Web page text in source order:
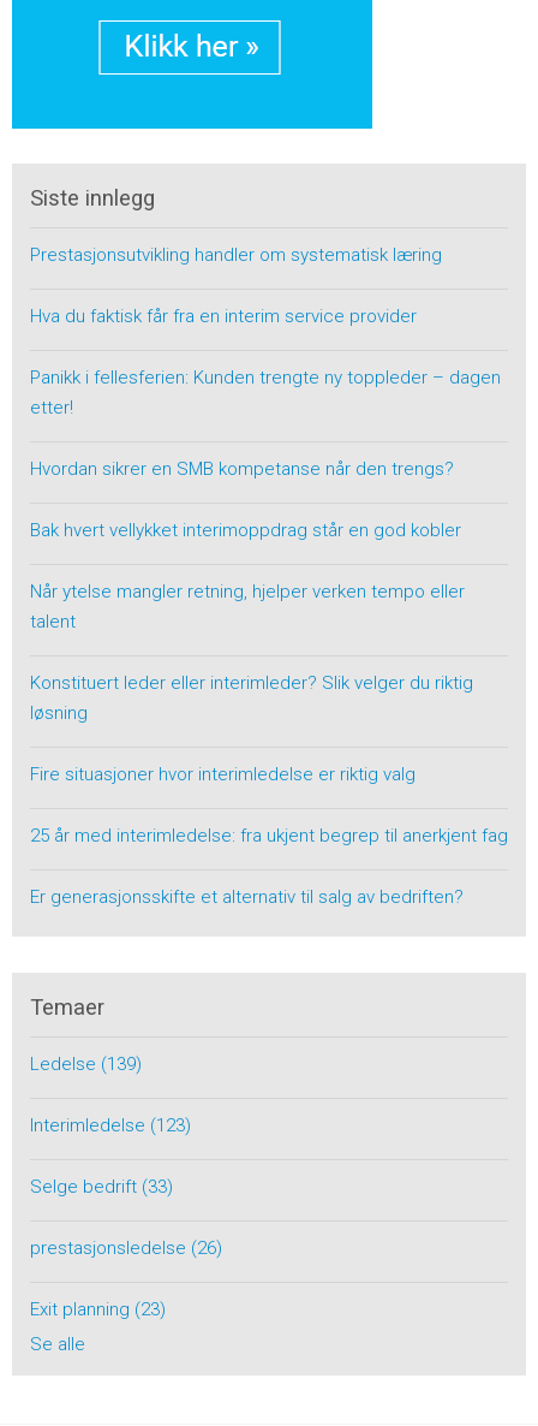
Siste innlegg
Prestasjonsutvikling handler om systematisk læring
Hva du faktisk får fra en interim service provider
Panikk i fellesferien: Kunden trengte ny toppleder – dagen
etter!
Hvordan sikrer en SMB kompetanse når den trengs?
Bak hvert vellykket interimoppdrag står en god kobler
Når ytelse mangler retning, hjelper verken tempo eller
talent
Konstituert leder eller interimleder? Slik velger du riktig
løsning
Fire situasjoner hvor interimledelse er riktig valg
25 år med interimledelse: fra ukjent begrep til anerkjent fag
Er generasjonsskifte et alternativ til salg av bedriften?
Temaer
Ledelse (139)
Interimledelse (123)
Selge bedrift (33)
prestasjonsledelse (26)
Exit planning (23)
Se alle